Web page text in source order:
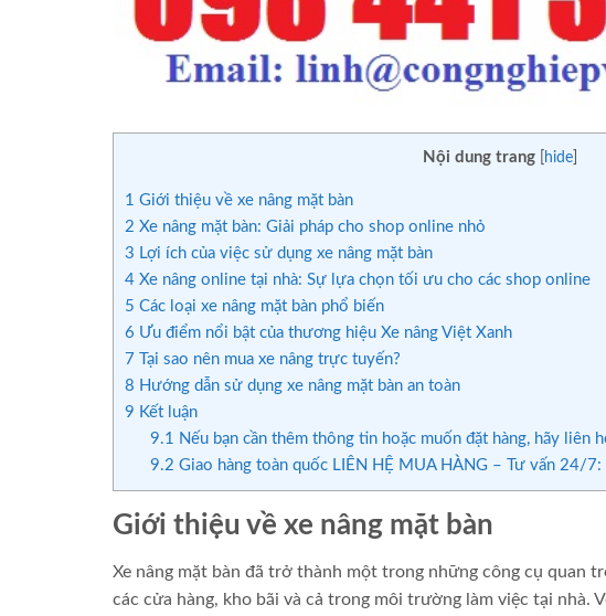
Nội dung trang hide
1 Giới thiệu về xe nâng mặt bàn
2 Xe nâng mặt bàn: Giải pháp cho shop online nhỏ
3 Lợi ích của việc sử dụng xe nâng mặt bàn
4 Xe nâng online tại nhà: Sự lựa chọn tối ưu cho các shop online
5 Các loại xe nâng mặt bàn phổ biến
6 Ưu điểm nổi bật của thương hiệu Xe nâng Việt Xanh
7 Tại sao nên mua xe nâng trực tuyến?
8 Hướng dẫn sử dụng xe nâng mặt bàn an toàn
9 Kết luận
9.1
Nếu bạn cần thêm thông tin hoặc muốn đặt hàng, hãy liên
9.2 Giao hàng toàn quốc LIÊN HỆ MUA HÀNG – Tư vấn 24/
Giới thiệu về xe nâng mặt bàn
Xe nâng mặt bàn đã trở thành một trong những công cụ quan
các cửa hàng, kho bãi và cả trong môi trường làm việc tại nhà.